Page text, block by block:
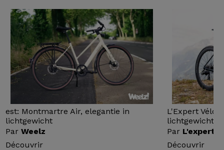
est: Montmartre Air, elegantie in
lichtgewicht
ParWeelz
Découvrir
L'Expert Vélo
lichtgewicht...
Par L'expert
Découvrir